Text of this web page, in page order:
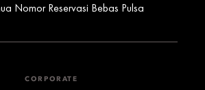
Nomor Reservasi Bebas Pulsa
CORPORATE